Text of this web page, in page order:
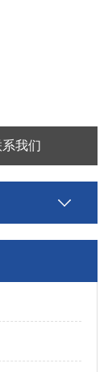
。一年内产品非
系我们